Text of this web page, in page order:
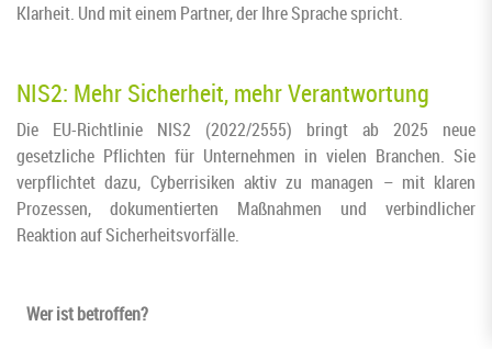
Klarheit. Und mit einem Partner, der Ihre Sprache spricht.
NIS2: Mehr Sicherheit, mehr Verantwortung
Die EU-Richtlinie NIS2 (2022/2555) bringt ab 2025 neue
gesetzliche Pflichten für Unternehmen in vielen Branchen. Sie
verpflichtet dazu, Cyberrisiken aktiv zu managen – mit klaren
Prozessen, dokumentierten Maßnahmen und verbindlicher
Reaktion auf Sicherheitsvorfälle.
Wer ist betroffen?